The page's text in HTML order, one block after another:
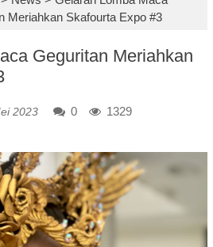
Meriahkan Skafourta Expo #3
Geguritan Meriahkan
2023 0 1329